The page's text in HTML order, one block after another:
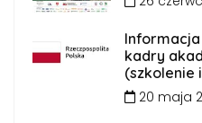
kadry
(szkolenie
20 maja